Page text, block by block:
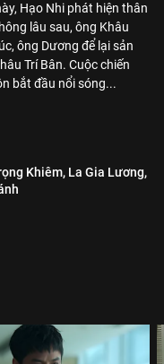
Hạo Nhi phát hiện thân
lâu sau, ông Khâu
ông Dương để lại sản
Trí Bân. Cuộc chiến
bắt đầu nổi sóng...
Khiêm, La Gia Lương,